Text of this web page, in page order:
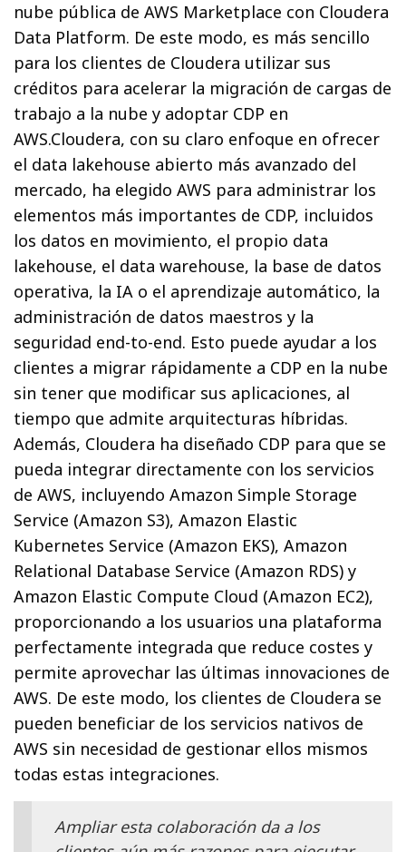
nube pública de AWS Marketplace con Cloudera
Data Platform. De este modo, es más sencillo
para los clientes de Cloudera utilizar sus
créditos para acelerar la migración de cargas de
trabajo a la nube y adoptar CDP en
AWS.Cloudera, con su claro enfoque en ofrecer
el data lakehouse abierto más avanzado del
mercado, ha elegido AWS para administrar los
elementos más importantes de CDP, incluidos
los datos en movimiento, el propio data
lakehouse, el data warehouse, la base de datos
operativa, la IA o el aprendizaje automático, la
administración de datos maestros y la
seguridad end-to-end. Esto puede ayudar a los
clientes a migrar rápidamente a CDP en la nube
sin tener que modificar sus aplicaciones, al
tiempo que admite arquitecturas híbridas.
Además, Cloudera ha diseñado CDP para que se
pueda integrar directamente con los servicios
de AWS, incluyendo Amazon Simple Storage
Service (Amazon S3), Amazon Elastic
Kubernetes Service (Amazon EKS), Amazon
Relational Database Service (Amazon RDS) y
Amazon Elastic Compute Cloud (Amazon EC2),
proporcionando a los usuarios una plataforma
perfectamente integrada que reduce costes y
permite aprovechar las últimas innovaciones de
AWS. De este modo, los clientes de Cloudera se
pueden beneficiar de los servicios nativos de
AWS sin necesidad de gestionar ellos mismos
todas estas integraciones.
Ampliar esta colaboración da a los